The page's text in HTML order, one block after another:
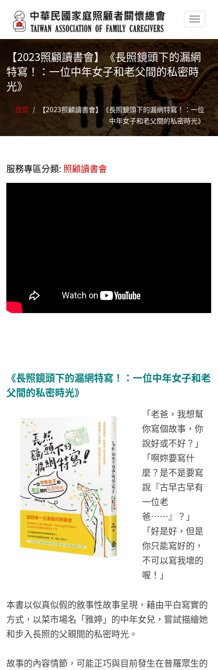
【2023照顧讀書會】《長照鏡頭下的漏網
特寫！：一位中年女子和老父間的私密時
光》
首頁 /
【2023照顧讀書會】《長照鏡頭下的漏網特寫！：一位
中年女子和老父間的私密時光》
服務專區分類: 照顧讀書會
《長照鏡頭下的漏網特寫！：一位中年女子和老
父間的私密時光》
「老爸，我想幫
你寫個故事，你
說好或不好？」
「啊妳要寫什
麼？是不是要寫
說『古早古早有
一位老
爸⋯⋯』？」
「好是好，但是
你只能寫好的，
不可以寫我壞的
喔！」
本書以似真似假的敘事性故事呈現，藉由平白寫實的
方式，以菜市場名「雅婷」的中年女兒，嘗試描繪她
和步入長照的父親間的私密時光。
故事的內容情節，可能正巧與目前發生在普羅眾生的